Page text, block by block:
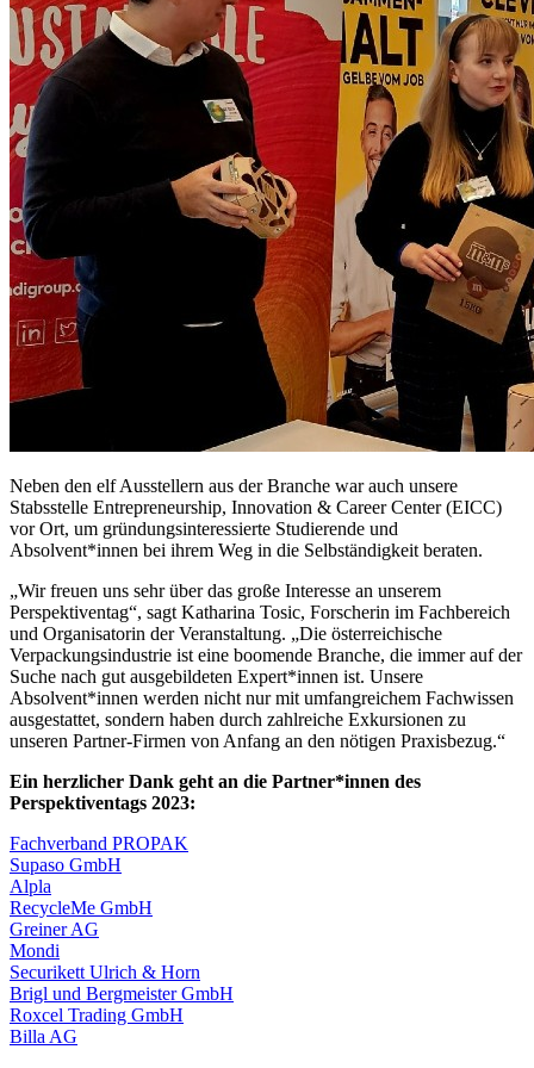
Neben den elf Ausstellern aus der Branche war auch unsere
Stabsstelle Entrepreneurship, Innovation & Career Center (EICC)
vor Ort, um gründungsinteressierte Studierende und
Absolvent*innen bei ihrem Weg in die Selbständigkeit beraten.
„Wir freuen uns sehr über das große Interesse an unserem
Perspektiventag“, sagt Katharina Tosic, Forscherin im Fachbereich
und Organisatorin der Veranstaltung. „Die österreichische
Verpackungsindustrie ist eine boomende Branche, die immer auf der
Suche nach gut ausgebildeten Expert*innen ist. Unsere
Absolvent*innen werden nicht nur mit umfangreichem Fachwissen
ausgestattet, sondern haben durch zahlreiche Exkursionen zu
unseren Partner-Firmen von Anfang an den nötigen Praxisbezug.“
Ein herzlicher Dank geht an die Partner*innen des
Perspektiventags 2023:
Fachverband PROPAK
Supaso GmbH
Alpla
RecycleMe GmbH
Greiner AG
Mondi
Securikett Ulrich & Horn
Brigl und Bergmeister GmbH
Roxcel Trading GmbH
Billa AG